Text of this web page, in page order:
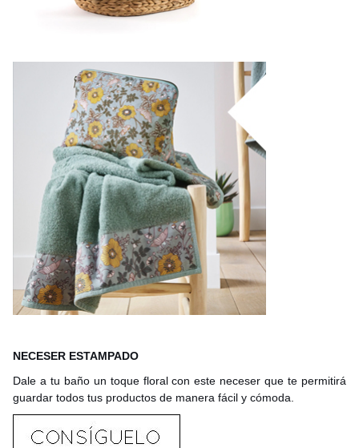
NECESER ESTAMPADO
Dale a tu baño un toque floral con este neceser que te permitirá
guardar todos tus productos de manera fácil y cómoda.